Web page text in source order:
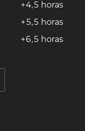
+4,5 horas
+5,5 horas
+6,5 horas